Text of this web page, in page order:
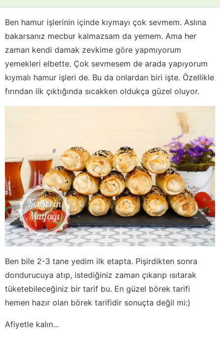
Ben hamur işlerinin içinde kıymayı çok sevmem. Aslına
bakarsanız mecbur kalmazsam da yemem. Ama her
zaman kendi damak zevkime göre yapmıyorum
yemekleri elbette. Çok sevmesem de arada yapıyorum
kıymalı hamur işleri de. Bu da onlardan biri işte. Özellikle
fırından ilk çıktığında sıcakken oldukça güzel oluyor.
Ben bile 2-3 tane yedim ilk etapta. Pişirdikten sonra
dondurucuya atıp, istediğiniz zaman çıkarıp ısıtarak
tüketebileceğiniz bir tarif bu. En güzel börek tarifi
hemen hazır olan börek tarifidir sonuçta değil mi:)
Afiyetle kalın...